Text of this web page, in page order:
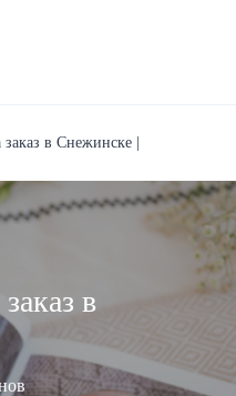
в Снежинске |
в